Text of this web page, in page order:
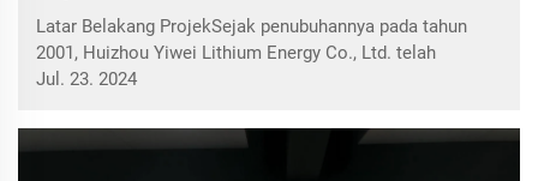
Latar Belakang ProjekSejak penubuhannya pada tahun
2001, Huizhou Yiwei Lithium Energy Co., Ltd. telah
memberi tumpuan kepada nilai teras "mengejar
janji, dan kerja berpasukan". Setelah lebih dari 20 tahun
Jul. 23. 2024